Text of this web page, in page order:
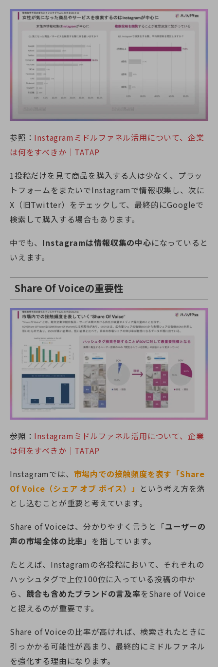
参照： Instagramミドルファネル活用について、企業
は何をすべきか｜TATAP
1投稿だけを見て商品を購入する人は少なく、プラッ
トフォームをまたいでInstagramで情報収集し、次に
X（旧Twitter）をチェックして、最終的にGoogleで
検索して購入する場合もあります。
中でも、 Instagramは情報収集の中心になっていると
いえます。
Share Of Voiceの重要性
参照： Instagramミドルファネル活用について、企業
は何をすべきか｜TATAP
Instagramでは、 市場内での接触頻度を表す「Share
Of Voice（シェア オブ ボイス）」 という考え方を落
とし込むことが重要と考えています。
Share of Voiceは、分かりやすく言うと「ユーザーの
声の市場全体の比率 」を指しています。
たとえば、Instagramの各投稿において、それぞれの
ハッシュタグで上位100位に入っている投稿の中か
ら、 競合も含めたブランドの言及率をShare of Voice
と捉えるのが重要です。
Share of Voiceの比率が高ければ、検索されたときに
引っかかる可能性が高まり、最終的にミドルファネル
を強化する理由になります。